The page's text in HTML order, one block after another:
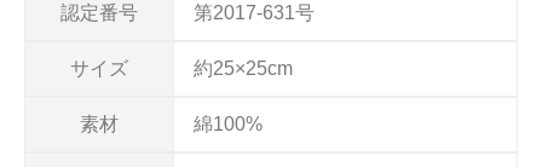
認定番号 第2017-631号
サイズ 約25×25cm
素材 綿100%